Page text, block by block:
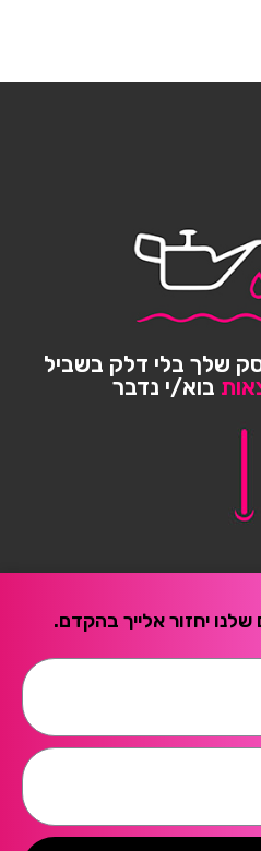
שלך בלי דלק בשביל
בוא/י נדבר
יחזור אלייך בהקדם.